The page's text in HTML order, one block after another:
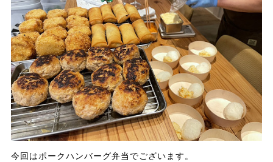
今回はポークハンバーグ弁当でございます。